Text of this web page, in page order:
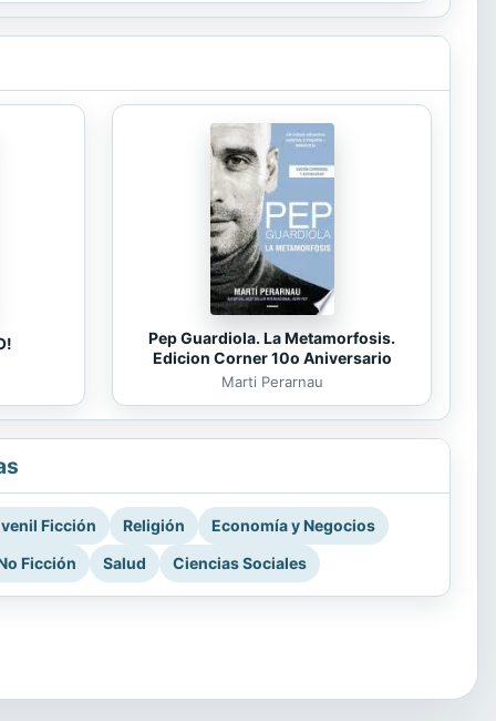
Pep Guardiola. La Metamorfosis.
Edicion Corner 10o Aniversario
Marti Perarnau
Ficción Religión
Economía y Negocios
Ficción
Salud Ciencias Sociales